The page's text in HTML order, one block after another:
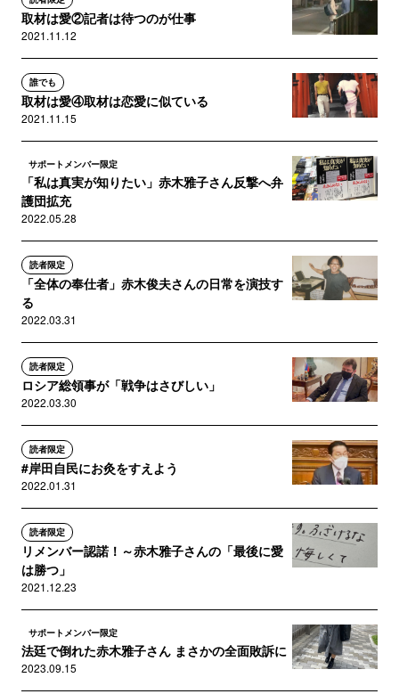
取材は愛②記者は待つのが仕事
2021.11.12
誰でも
取材は愛④取材は恋愛に似ている
2021.11.15
サポートメンバー限定
「私は真実が知りたい」赤木雅子さん反撃へ弁
護団拡充
2022.05.28
読者限定
「全体の奉仕者」赤木俊夫さんの日常を演技す
る
2022.03.31
読者限定
ロシア総領事が「戦争はさびしい」
2022.03.30
読者限定
#岸田自民にお灸をすえよう
2022.01.31
読者限定
リメンバー認諾！～赤木雅子さんの「最後に愛
は勝つ」
2021.12.23
サポートメンバー限定
法廷で倒れた赤木雅子さん まさかの全面敗訴に
2023.09.15